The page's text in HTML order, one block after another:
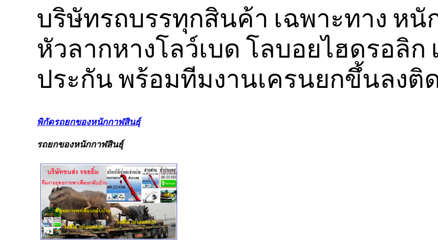
บริษัทรถบรรทุกสินค้า เฉพาะทาง หนั
หัวลากหางโลว์เบด โลบอยไฮดรอลิก
ประกัน พร้อมทีมงานเครนยกขึ้นลงติ
พิกัดรถยกของหนักกาฬสินธุ์
รถยกของหนักกาฬสินธุ์